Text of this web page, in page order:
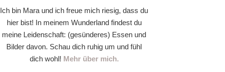
Ich bin Mara und ich freue mich riesig, dass du
hier bist! In meinem Wunderland findest du
meine Leidenschaft: (gesünderes) Essen und
Bilder davon. Schau dich ruhig um und fühl
dich wohl! Mehr über mich.